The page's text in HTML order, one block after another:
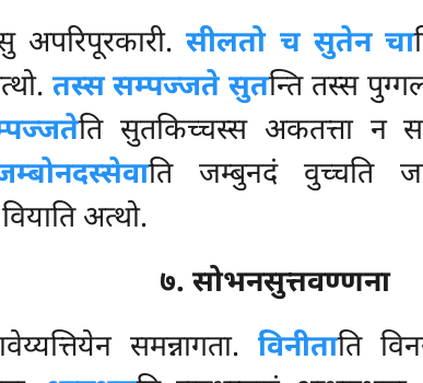
अपरिपूरकारी.सीलतो च सुतेन चा
तस्स सम्पज्जते सुतन्ति तस्स
ति सुतकिच्चस्स अकतत्ता न
ति जम्बुनदं वुच्चति
अत्थो.
७. सोभनसुत्तवण्णना
समन्नागता.विनीताति